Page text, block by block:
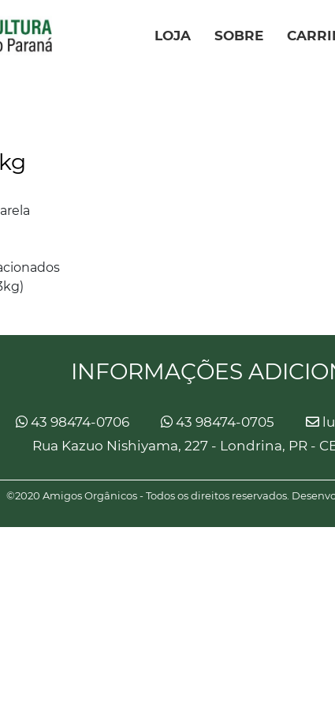
LOJA SOBRE
INFORMAÇÕES
43 98474-0706 43 98474-0705
Rua Kazuo Nishiyama, 227 - Londrina, PR -
©2020 Amigos Orgânicos - Todos os direitos reservados.